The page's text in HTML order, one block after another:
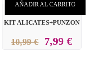
AÑADIR AL CARRITO
KIT ALICATES+PUNZON
10,99 € 7,99 €